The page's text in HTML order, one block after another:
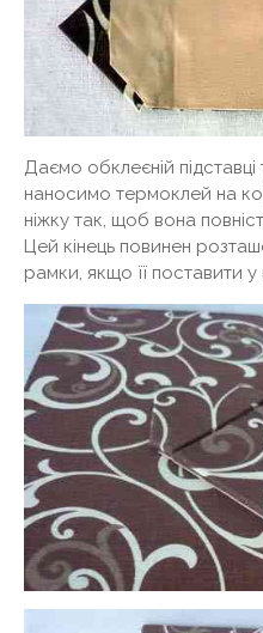
Даємо обклеєній
наносимо термоклей на
ніжку так, щоб вона
Цей кінець повинен
рамки, якщо її поставити